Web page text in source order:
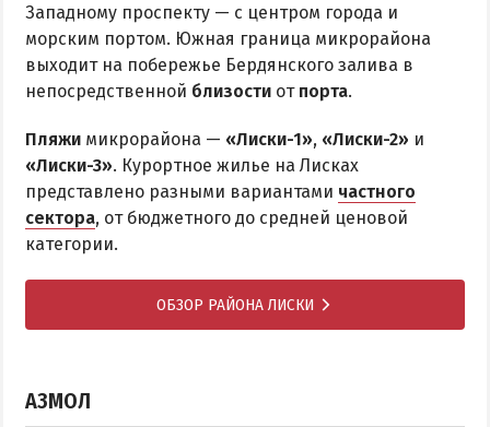
Западному проспекту — с центром города и
морским портом. Южная граница микрорайона
выходит на побережье Бердянского залива в
непосредственной близости от порта.
Пляжи микрорайона — «Лиски-1», «Лиски-2» и
«Лиски-3». Курортное жилье на Лисках
представлено разными вариантами частного
сектора, от бюджетного до средней ценовой
категории.
ОБЗОР РАЙОНА ЛИСКИ
АЗМОЛ